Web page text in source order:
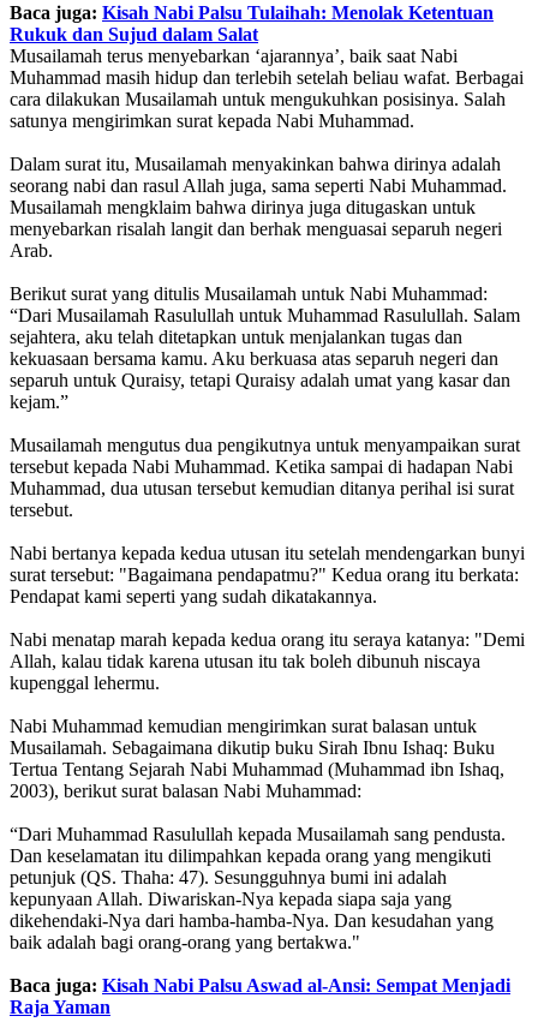
Baca juga: Kisah Nabi Palsu Tulaihah: Menolak Ketentuan
Rukuk dan Sujud dalam Salat
Musailamah terus menyebarkan ‘ajarannya’, baik saat Nabi
Muhammad masih hidup dan terlebih setelah beliau wafat. Berbagai
cara dilakukan Musailamah untuk mengukuhkan posisinya. Salah
satunya mengirimkan surat kepada Nabi Muhammad.
Dalam surat itu, Musailamah menyakinkan bahwa dirinya adalah
seorang nabi dan rasul Allah juga, sama seperti Nabi Muhammad.
Musailamah mengklaim bahwa dirinya juga ditugaskan untuk
menyebarkan risalah langit dan berhak menguasai separuh negeri
Arab.
Berikut surat yang ditulis Musailamah untuk Nabi Muhammad:
“Dari Musailamah Rasulullah untuk Muhammad Rasulullah. Salam
sejahtera, aku telah ditetapkan untuk menjalankan tugas dan
kekuasaan bersama kamu. Aku berkuasa atas separuh negeri dan
separuh untuk Quraisy, tetapi Quraisy adalah umat yang kasar dan
kejam.”
Musailamah mengutus dua pengikutnya untuk menyampaikan surat
tersebut kepada Nabi Muhammad. Ketika sampai di hadapan Nabi
Muhammad, dua utusan tersebut kemudian ditanya perihal isi surat
tersebut.
Nabi bertanya kepada kedua utusan itu setelah mendengarkan bunyi
surat tersebut: "Bagaimana pendapatmu?" Kedua orang itu berkata:
Pendapat kami seperti yang sudah dikatakannya.
Nabi menatap marah kepada kedua orang itu seraya katanya: "Demi
Allah, kalau tidak karena utusan itu tak boleh dibunuh niscaya
kupenggal lehermu.
Nabi Muhammad kemudian mengirimkan surat balasan untuk
Musailamah. Sebagaimana dikutip buku Sirah Ibnu Ishaq: Buku
Tertua Tentang Sejarah Nabi Muhammad (Muhammad ibn Ishaq,
2003), berikut surat balasan Nabi Muhammad:
“Dari Muhammad Rasulullah kepada Musailamah sang pendusta.
Dan keselamatan itu dilimpahkan kepada orang yang mengikuti
petunjuk (QS. Thaha: 47). Sesungguhnya bumi ini adalah
kepunyaan Allah. Diwariskan-Nya kepada siapa saja yang
dikehendaki-Nya dari hamba-hamba-Nya. Dan kesudahan yang
baik adalah bagi orang-orang yang bertakwa."
Baca juga: Kisah Nabi Palsu Aswad al-Ansi: Sempat Menjadi
Raja Yaman